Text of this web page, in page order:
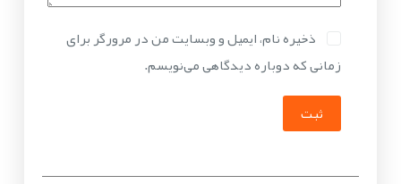
ذخیره نام، ایمیل و وبسایت من در مرورگر برای
زمانی که دوباره دیدگاهی می‌نویسم.
ثبت